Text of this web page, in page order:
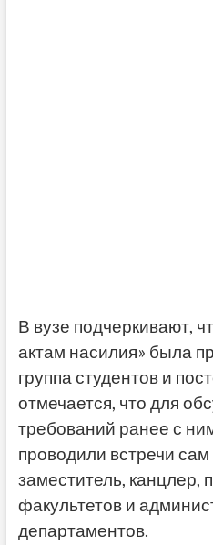
В вузе подчеркивают,
актам насилия» была
группа студентов и
отмечается, что для
требований ранее с
проводили встречи сам
заместитель, канцлер,
факультетов и
департаментов.